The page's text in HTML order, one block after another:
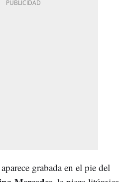
grabada en el pie del